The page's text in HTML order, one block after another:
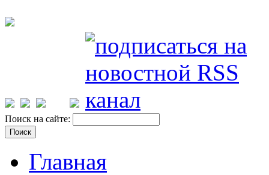
Поиск на сайте:
Главная